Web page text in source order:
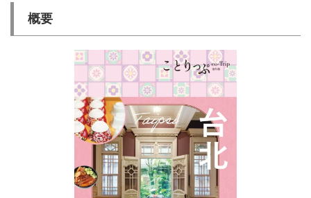
概要